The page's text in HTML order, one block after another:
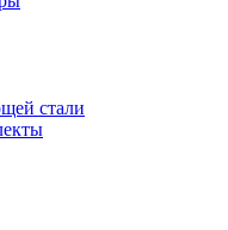
стали